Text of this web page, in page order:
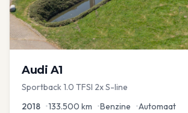
Audi A1
Sportback 1.0 TFSI 2x S-line
2018 •133.500 km •Benzine •Automaat